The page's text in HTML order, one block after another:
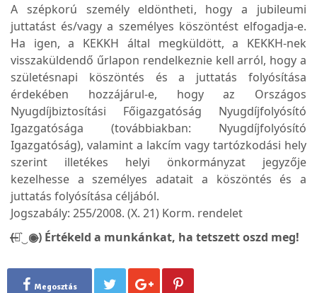
A szépkorú személy eldöntheti, hogy a jubileumi
juttatást és/vagy a személyes köszöntést elfogadja-e.
Ha igen, a KEKKH által megküldött, a KEKKH-nek
visszaküldendő űrlapon rendelkeznie kell arról, hogy a
születésnapi köszöntés és a juttatás folyósítása
érdekében hozzájárul-e, hogy az Országos
Nyugdíjbiztosítási Főigazgatóság Nyugdíjfolyósító
Igazgatósága (továbbiakban: Nyugdíjfolyósító
Igazgatóság), valamint a lakcím vagy tartózkodási hely
szerint illetékes helyi önkormányzat jegyzője
kezelhesse a személyes adatait a köszöntés és a
juttatás folyósítása céljából.
Jogszabály: 255/2008. (X. 21) Korm. rendelet
(̶◉͛‿◉̶) Értékeld a munkánkat, ha tetszett oszd meg!
Megosztás